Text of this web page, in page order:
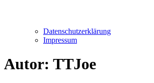
Datenschutzerklärung
Impressum
Autor: TTJoe